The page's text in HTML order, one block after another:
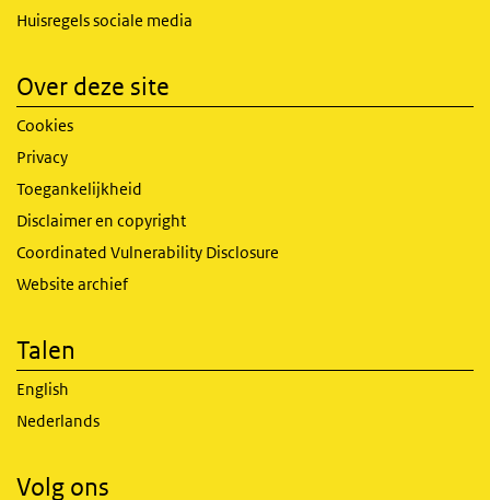
Huisregels sociale media
Over deze site
Cookies
Privacy
Toegankelijkheid
Disclaimer en copyright
Coordinated Vulnerability Disclosure
Website archief
Talen
English
Nederlands
Volg ons